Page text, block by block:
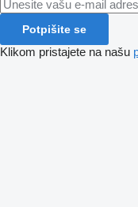
Potpišite se
Klikom pristajete na našu